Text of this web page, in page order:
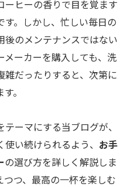
ーヒーの香りで目を覚ます
。しかし、忙しい毎日の
後のメンテナンスではない
ーカーを購入しても、洗
雑だったりすると、次第に
。
ーマにする当ブログが、
い続けられるよう、 お手
の選び方を詳しく解説しま
つ、最高の一杯を楽しむ